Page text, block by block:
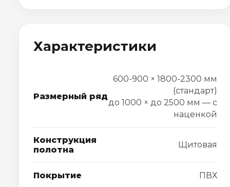
Характеристики
Размерный ряд
600-900 × 1800-2300 мм
(стандарт)
до 1000 × до 2500 мм — с
наценкой
Конструкция
полотна
Щитовая
Покрытие ПВХ